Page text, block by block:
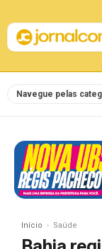
Navegue pelas
Início Saúde